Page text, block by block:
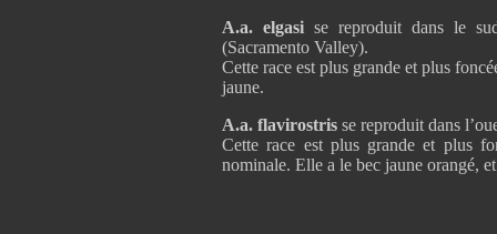
A.a. elgasi se reproduit dans le
(Sacramento Valley).
Cette race est plus grande et plus
jaune.
A.a. flavirostris se reproduit dans
Cette race est plus grande et plus
nominale. Elle a le bec jaune orangé,